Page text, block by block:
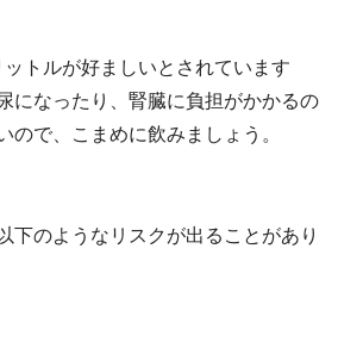
トルが好ましいとされています
になったり、腎臓に負担がかかるの
ので、こまめに飲みましょう。
下のようなリスクが出ることがあり